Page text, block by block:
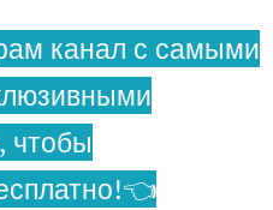
канал с самыми
чтобы